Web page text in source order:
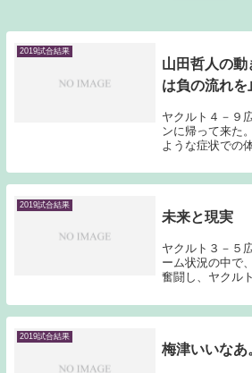
2019試合結果
山田哲人の
は負の流れを
ヤクルト４－９
ンに帰って来た
ような症状での
しては今日の時
末に巨人相手に
2019試合結果
未来と現実
ヤクルト３－５
ーム状況の中で
奮闘し、ヤクル
る。地力、勢い
回ったと言って
2019試合結果
梅津いいなあ